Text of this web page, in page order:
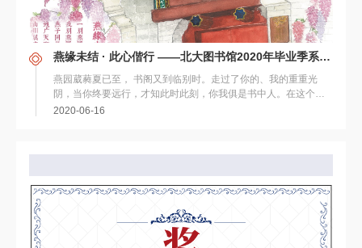
燕缘未结 · 此心偕行 ——北大图书馆2020年毕业季系列活动
燕园葳蕤夏已至， 书阁又到临别时。走过了你的、我的重重光
阴，当你终要远行，才知此时此刻，你我俱是书中人。在这个特
别的毕业季，在即将踏上新征程前，不妨来参加...
2020-06-16